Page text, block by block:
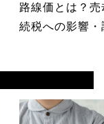
路線価とは？
続税への影響